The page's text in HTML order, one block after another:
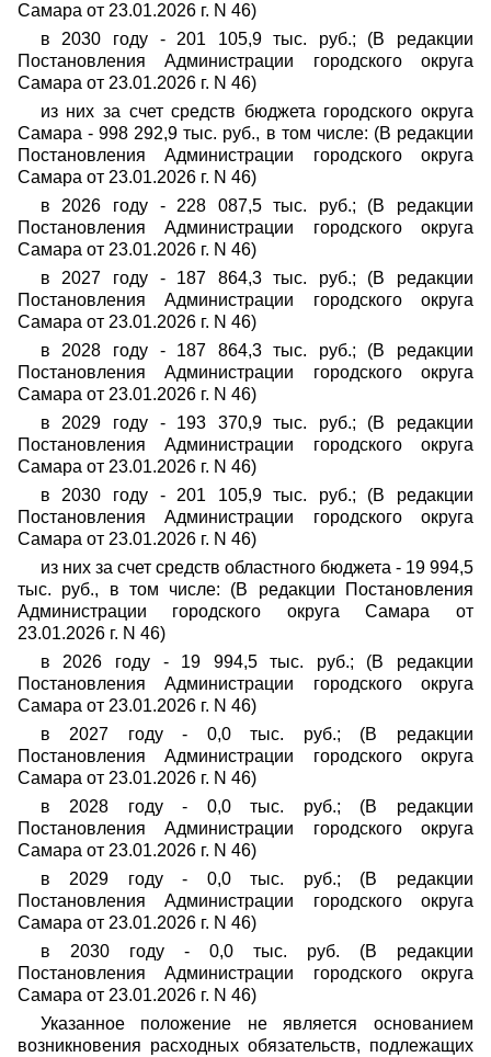
Самара от 23.01.2026 г. N 46)
в 2030 году - 201 105,9 тыс. руб.; (В редакции
Постановления Администрации городского округа
Самара от 23.01.2026 г. N 46)
из них за счет средств бюджета городского округа
Самара - 998 292,9 тыс. руб., в том числе: (В редакции
Постановления Администрации городского округа
Самара от 23.01.2026 г. N 46)
в 2026 году - 228 087,5 тыс. руб.; (В редакции
Постановления Администрации городского округа
Самара от 23.01.2026 г. N 46)
в 2027 году - 187 864,3 тыс. руб.; (В редакции
Постановления Администрации городского округа
Самара от 23.01.2026 г. N 46)
в 2028 году - 187 864,3 тыс. руб.; (В редакции
Постановления Администрации городского округа
Самара от 23.01.2026 г. N 46)
в 2029 году - 193 370,9 тыс. руб.; (В редакции
Постановления Администрации городского округа
Самара от 23.01.2026 г. N 46)
в 2030 году - 201 105,9 тыс. руб.; (В редакции
Постановления Администрации городского округа
Самара от 23.01.2026 г. N 46)
из них за счет средств областного бюджета - 19 994,5
тыс. руб., в том числе: (В редакции Постановления
Администрации городского округа Самара от
23.01.2026 г. N 46)
в 2026 году - 19 994,5 тыс. руб.; (В редакции
Постановления Администрации городского округа
Самара от 23.01.2026 г. N 46)
в 2027 году - 0,0 тыс. руб.; (В редакции
Постановления Администрации городского округа
Самара от 23.01.2026 г. N 46)
в 2028 году - 0,0 тыс. руб.; (В редакции
Постановления Администрации городского округа
Самара от 23.01.2026 г. N 46)
в 2029 году - 0,0 тыс. руб.; (В редакции
Постановления Администрации городского округа
Самара от 23.01.2026 г. N 46)
в 2030 году - 0,0 тыс. руб. (В редакции
Постановления Администрации городского округа
Самара от 23.01.2026 г. N 46)
Указанное положение не является основанием
возникновения расходных обязательств, подлежащих